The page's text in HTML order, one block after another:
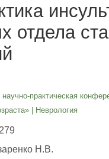
отдела
практическая
| Неврология
Н.В.